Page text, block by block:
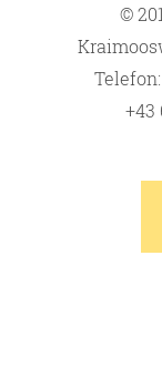
©
+43